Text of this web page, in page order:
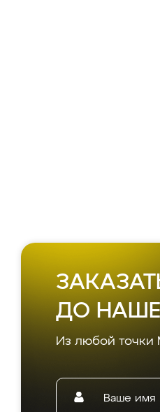
ДО
Из любой точки